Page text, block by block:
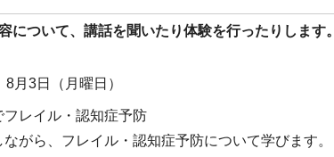
について、講話を聞いたり体験を行ったりします。
月3日（月曜日）
レイル・認知症予防
がら、フレイル・認知症予防について学びます。